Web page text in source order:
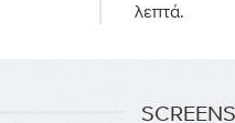
λεπτά.